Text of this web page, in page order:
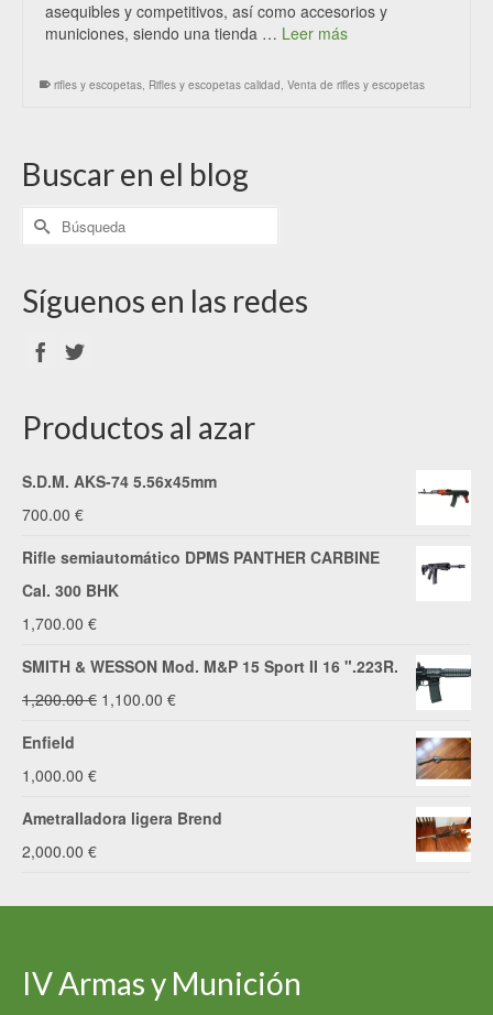
asequibles y competitivos, así como accesorios y
municiones, siendo una tienda … Leer más
rifles y escopetas, Rifles y escopetas calidad, Venta de rifles y escopetas
Buscar en el blog
Síguenos en las redes
Productos al azar
S.D.M. AKS-74 5.56x45mm
700.00 €
Rifle semiautomático DPMS PANTHER CARBINE
Cal. 300 BHK
1,700.00 €
SMITH & WESSON Mod. M&P 15 Sport II 16 ".223R.
1,200.00€ El
1,200.00 €.
1,100.00 €El
1,100.00 €.
Enfield
1,000.00 €
Ametralladora ligera Brend
2,000.00 €
IV Armas y Munición